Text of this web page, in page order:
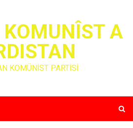
KOMUNÎST A
KOMÜNİST PARTİSİ